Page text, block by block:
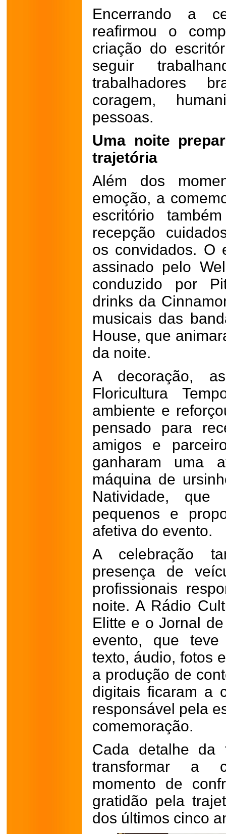
Encerrando a
reafirmou o
criação do
seguir
trabalhadores
coragem,
pessoas.
Uma noite
trajetória
Além dos
emoção, a
escritório
recepção
os convidados. O
assinado pelo
conduzido por
drinks da
musicais das
House, que
da noite.
A decoração,
Floricultura
ambiente e
pensado para
amigos e
ganharam uma
máquina de
Natividade,
pequenos e
afetiva do evento.
A celebração
presença de
profissionais
noite. A Rádio
Elitte e o Jornal
evento, que teve
texto, áudio, fotos
a produção de
digitais ficaram a
responsável pela
comemoração.
Cada detalhe da
transformar a
momento de
gratidão pela
dos últimos cinco